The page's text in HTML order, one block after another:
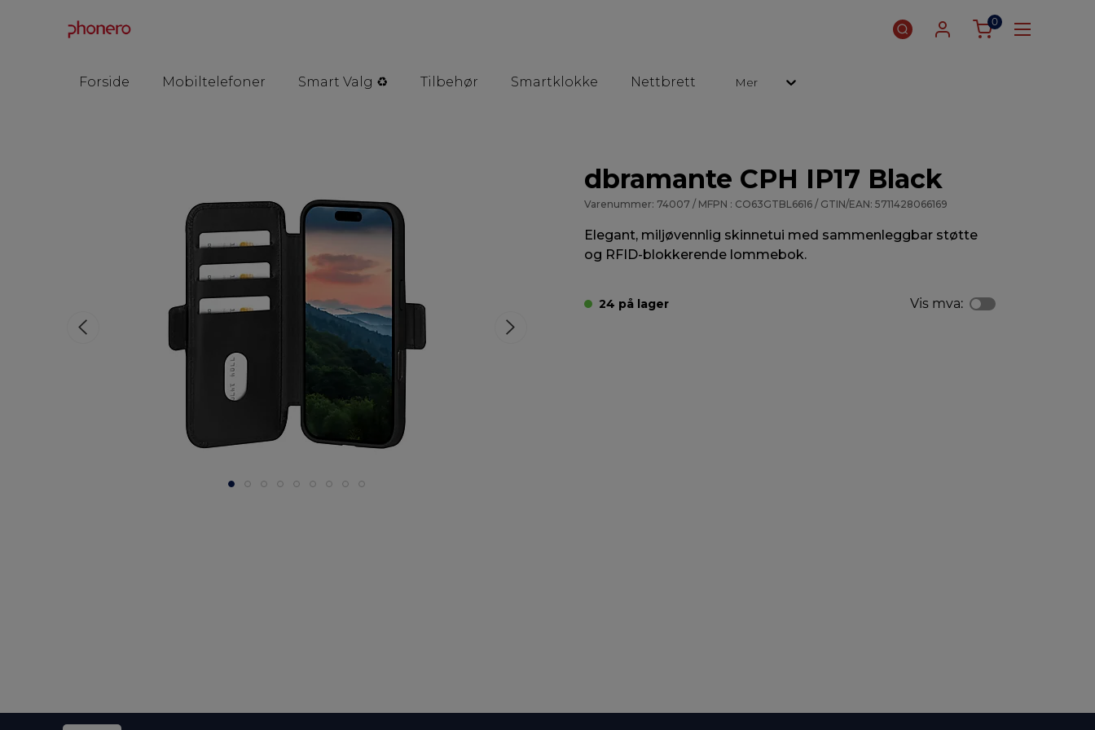
0
Forside Mobiltelefoner Smart Valg ♻️ Tilbehør Smartklokke Nettbrett Mer
dbramante CPH IP17 Black
Varenummer: 74007 / MFPN : CO63GTBL6616 / GTIN/EAN: 5711428066169
Elegant, miljøvennlig skinnetui med sammenleggbar støtte
og RFID-blokkerende lommebok.
24 på lager Vis mva: